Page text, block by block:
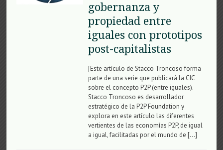
gobernanza y
propiedad entre
iguales con prototipos
post-capitalistas
[Este artículo de Stacco Troncoso forma
parte de una serie que publicará la CIC
sobre el concepto P2P (entre iguales).
Stacco Troncoso es desarrollador
estratégico de la P2P Foundation y
explora en este artículo las diferentes
vertientes de las economías P2P, de igual
a igual, facilitadas por el mundo de […]